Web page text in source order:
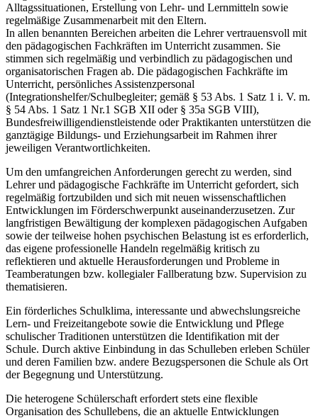
Alltagssituationen, Erstellung von Lehr- und Lernmitteln sowie
regelmäßige Zusammenarbeit mit den Eltern.
In allen benannten Bereichen arbeiten die Lehrer vertrauensvoll mit
den pädagogischen Fachkräften im Unterricht zusammen. Sie
stimmen sich regelmäßig und verbindlich zu pädagogischen und
organisatorischen Fragen ab. Die pädagogischen Fachkräfte im
Unterricht, persönliches Assistenzpersonal
(Integrationshelfer/Schulbegleiter; gemäß § 53 Abs. 1 Satz 1 i. V. m.
§ 54 Abs. 1 Satz 1 Nr.1 SGB XII oder § 35a SGB VIII),
Bundesfreiwilligendienstleistende oder Praktikanten unterstützen die
ganztägige Bildungs- und Erziehungsarbeit im Rahmen ihrer
jeweiligen Verantwortlichkeiten.
Um den umfangreichen Anforderungen gerecht zu werden, sind
Lehrer und pädagogische Fachkräfte im Unterricht gefordert, sich
regelmäßig fortzubilden und sich mit neuen wissenschaftlichen
Entwicklungen im Förderschwerpunkt auseinanderzusetzen. Zur
langfristigen Bewältigung der komplexen pädagogischen Aufgaben
sowie der teilweise hohen psychischen Belastung ist es erforderlich,
das eigene professionelle Handeln regelmäßig kritisch zu
reflektieren und aktuelle Herausforderungen und Probleme in
Teamberatungen bzw. kollegialer Fallberatung bzw. Supervision zu
thematisieren.
Ein förderliches Schulklima, interessante und abwechslungsreiche
Lern- und Freizeitangebote sowie die Entwicklung und Pflege
schulischer Traditionen unterstützen die Identifikation mit der
Schule. Durch aktive Einbindung in das Schulleben erleben Schüler
und deren Familien bzw. andere Bezugspersonen die Schule als Ort
der Begegnung und Unterstützung.
Die heterogene Schülerschaft erfordert stets eine flexible
Organisation des Schullebens, die an aktuelle Entwicklungen